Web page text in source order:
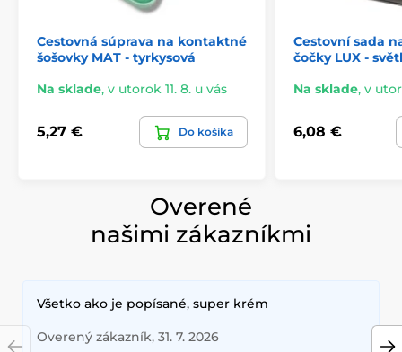
Cestovná súprava na kontaktné
šošovky MAT - tyrkysová
Na sklade, v utorok 11. 8. u vás
5,27 € Do košíka
Cestovní sada
čočky LUX -
Na sklade, v
6,08 €
Overené
našimi zákazníkmi
Všetko ako je popísané, super krém
Overený zákazník, 31. 7. 2026